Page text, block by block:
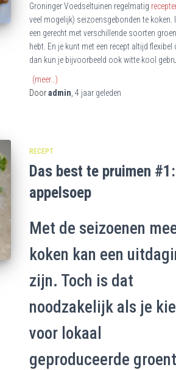
Groninger Voedseltuinen regelmatig
veel mogelijk) seizoensgebonden te koken.
een gerecht met verschillende soorten
hebt. En je kunt met een recept altijd
dan kun je bijvoorbeeld ook witte kool
(meer…)
Dooradmin 4 jaar geleden
RECEPT
Das best te pruimen
appelsoep
Met de seizoenen
koken kan een
zijn. Toch is dat
noodzakelijk als je
voor lokaal
geproduceerde